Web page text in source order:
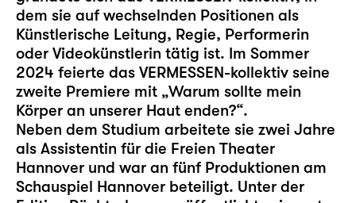
dem sie auf wechselnden Positionen als
Künstlerische Leitung, Regie, Performerin
oder Videokünstlerin tätig ist. Im Sommer
2024 feierte das VERMESSEN-kollektiv seine
zweite Premiere mit „Warum sollte mein
Körper an unserer Haut enden?“.
Neben dem Studium arbeitete sie zwei Jahre
als Assistentin für die Freien Theater
Hannover und war an fünf Produktionen am
Schauspiel Hannover beteiligt. Unter der